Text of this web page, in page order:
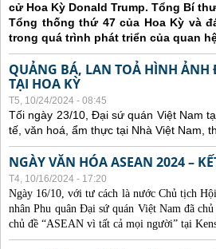
cử Hoa Kỳ Donald Trump. Tổng Bí
Tổng thống thứ 47 của Hoa Kỳ và
trong quá trình phát triển của quan
QUẢNG BÁ, LAN TOẢ HÌNH
TẠI HOA KỲ
T5, 10/24/2024 - 08:45
Tối ngày 23/10, Đại sứ quán Việt Nam
tế, văn hoá, ẩm thực tại Nhà Việt Nam,
NGÀY VĂN HÓA ASEAN 2024 –
T4, 10/16/2024 - 17:20
Ngày 16/10, với tư cách là nước Chủ tịch
nhân Phu quân Đại sứ quán Việt Nam đã
chủ đề “ASEAN vì tất cả mọi người” tại